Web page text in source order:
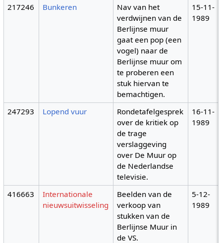
217246 Bunkeren
Nav van het
verdwijnen van de
Berlijnse muur
gaat een pop (een
vogel) naar de
Berlijnse muur om
te proberen een
stuk hiervan te
bemachtigen.
15-11-
1989
247293 Lopend vuur
Rondetafelgesprek
over de kritiek op
de trage
verslaggeving
over De Muur op
de Nederlandse
televisie.
16-11-
1989
416663
Internationale
nieuwsuitwisseling
Beelden van de
verkoop van
stukken van de
Berlijnse Muur in
de VS.
5-12-
1989